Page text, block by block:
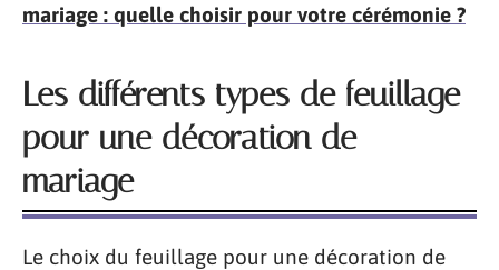
mariage : quelle choisir pour votre cérémonie ?
Les différents types de feuillage
pour une décoration de
mariage
Le choix du feuillage pour une décoration de